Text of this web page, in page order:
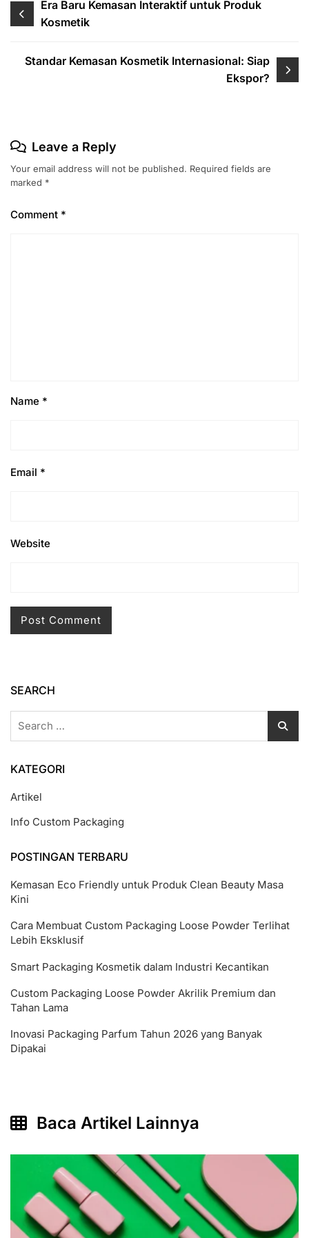
Post
navigation
Era Baru Kemasan Interaktif untuk Produk
Kosmetik
Standar Kemasan Kosmetik Internasional: Siap
Ekspor?
Leave a Reply
Your email address will not be published. Required fields are
marked *
Comment *
Name *
Email *
Website
SEARCH
KATEGORI
Artikel
Info Custom Packaging
POSTINGAN TERBARU
Kemasan Eco Friendly untuk Produk Clean Beauty Masa
Kini
Cara Membuat Custom Packaging Loose Powder Terlihat
Lebih Eksklusif
Smart Packaging Kosmetik dalam Industri Kecantikan
Custom Packaging Loose Powder Akrilik Premium dan
Tahan Lama
Inovasi Packaging Parfum Tahun 2026 yang Banyak
Dipakai
Baca Artikel Lainnya